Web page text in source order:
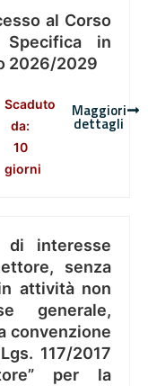
al Corso
Specifica in
2026/2029
Scaduto
da:
10
giorni
Maggiori
dettagli
di interesse
senza
attività non
generale,
convenzione
117/2017
per la